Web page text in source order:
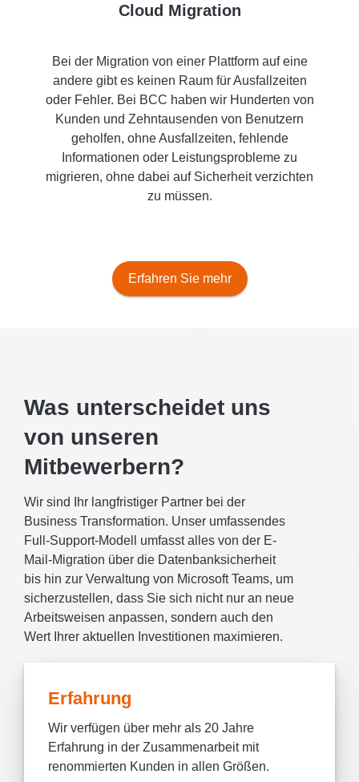
Cloud Migration
Bei der Migration von einer Plattform auf eine
andere gibt es keinen Raum für Ausfallzeiten
oder Fehler. Bei BCC haben wir Hunderten von
Kunden und Zehntausenden von Benutzern
geholfen, ohne Ausfallzeiten, fehlende
Informationen oder Leistungsprobleme zu
migrieren, ohne dabei auf Sicherheit verzichten
zu müssen.
Erfahren Sie mehr
Was unterscheidet uns
von unseren
Mitbewerbern?
Wir sind Ihr langfristiger Partner bei der
Business Transformation. Unser umfassendes
Full-Support-Modell umfasst alles von der E-
Mail-Migration über die Datenbanksicherheit
bis hin zur Verwaltung von Microsoft Teams, um
sicherzustellen, dass Sie sich nicht nur an neue
Arbeitsweisen anpassen, sondern auch den
Wert Ihrer aktuellen Investitionen maximieren.
Erfahrung
Wir verfügen über mehr als 20 Jahre
Erfahrung in der Zusammenarbeit mit
renommierten Kunden in allen Größen.